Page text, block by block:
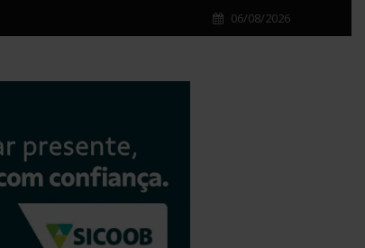
06/08/2026